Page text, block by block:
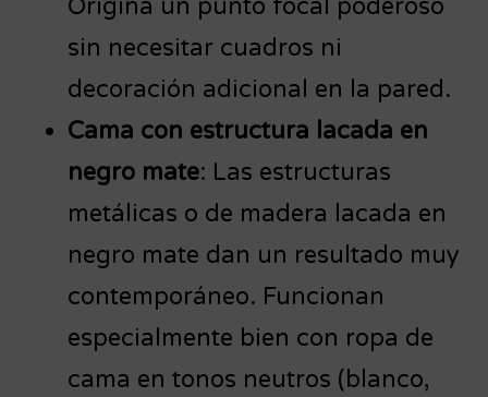
Origina un punto focal poderoso
sin necesitar cuadros ni
decoración adicional en la pared.
Cama con estructura lacada en
negro mate: Las estructuras
metálicas o de madera lacada en
negro mate dan un resultado muy
contemporáneo. Funcionan
especialmente bien con ropa de
cama en tonos neutros (blanco,